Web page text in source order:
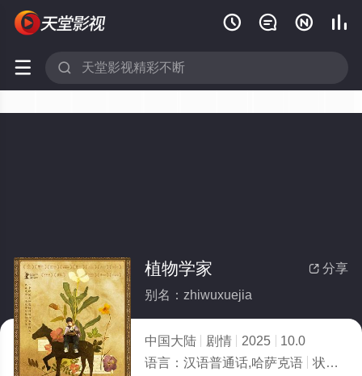
   
 
 分享
植物学家
别名：zhiwuxuejia
中国大陆 剧情 2025
10.0
语言： 汉语普通话,哈萨克语 状态：